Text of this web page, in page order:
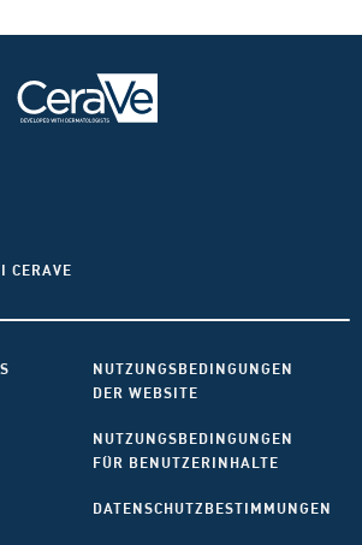
CERAVE
NUTZUNGSBEDINGUNGEN
DER WEBSITE
NUTZUNGSBEDINGUNGEN
FÜR BENUTZERINHALTE
DATENSCHUTZBESTIMMUNGEN